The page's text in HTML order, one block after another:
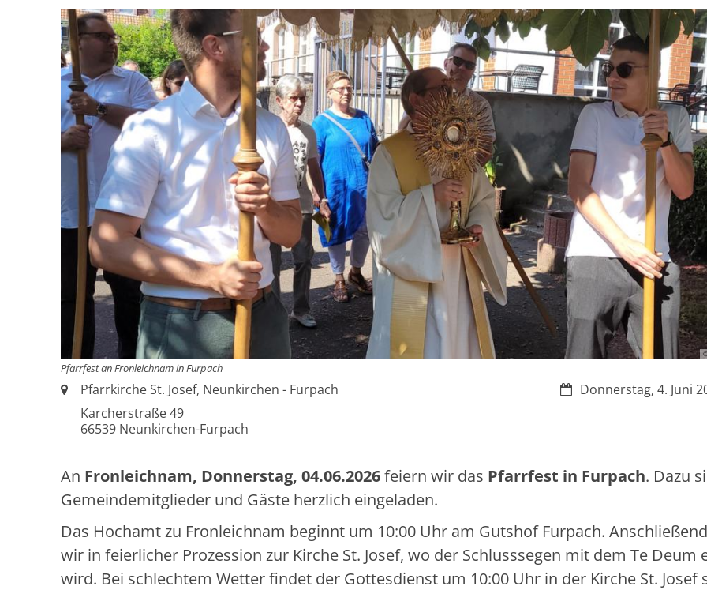
Pfarrfest an Fronleichnam in Furpach
Datum:Donnerstag, 4. Juni
Ort:Pfarrkirche St. Josef, Neunkirchen - Furpach
Karcherstraße 49
66539 Neunkirchen-Furpach
An Fronleichnam, Donnerstag, 04.06.2026feiern wir das Pfarrfest in Furpach. Dazu
Gemeindemitglieder und Gäste herzlich eingeladen.
Das Hochamt zu Fronleichnam beginnt um 10:00 Uhr am Gutshof Furpach.
wir in feierlicher Prozession zur Kirche St. Josef, wo der Schlusssegen mit dem Te Deum
wird. Bei schlechtem Wetter findet der Gottesdienst um 10:00 Uhr in der Kirche St. Josef